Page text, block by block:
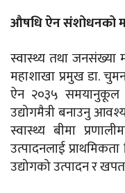
औषधि ऐन संशोधनको
स्वास्थ्य तथा जनसंख्या
महाशाखा प्रमुख डा.
ऐन २०३५
उद्योगमैत्री बनाउनु
स्वास्थ्य बीमा
उत्पादनलाई
उद्योगको उत्पादन र